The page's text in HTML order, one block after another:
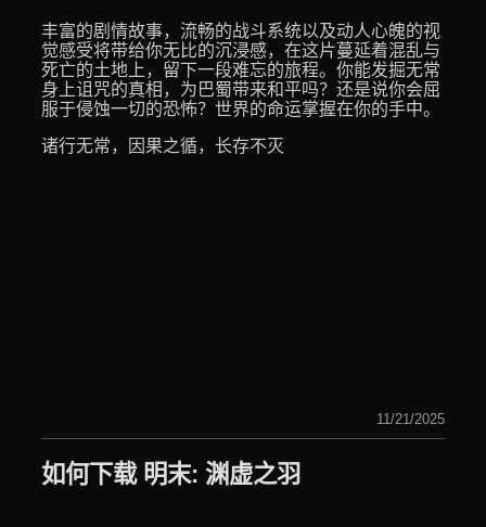
丰富的剧情故事，流畅的战斗系统以及动人心魄的视
觉感受将带给你无比的沉浸感，在这片蔓延着混乱与
死亡的土地上，留下一段难忘的旅程。你能发掘无常
身上诅咒的真相，为巴蜀带来和平吗？还是说你会屈
服于侵蚀一切的恐怖？世界的命运掌握在你的手中。
诸行无常，因果之循，长存不灭
11/21/2025
如何下载 明末: 渊虚之羽